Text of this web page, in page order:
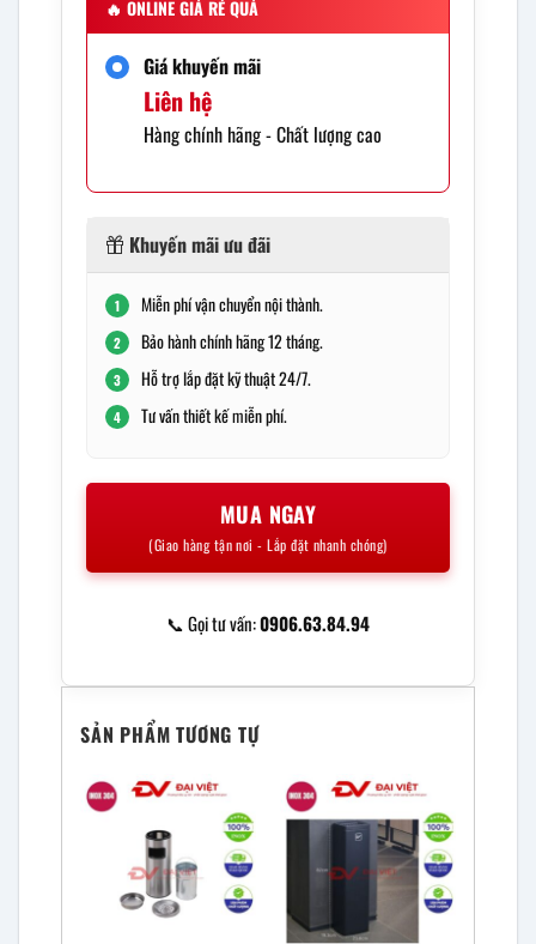
🔥 ONLINE GIÁ RẺ QUÁ
Giá khuyến mãi
Liên hệ
Hàng chính hãng - Chất lượng cao
Khuyến mãi ưu đãi
1 Miễn phí vận chuyển nội thành.
2 Bảo hành chính hãng 12 tháng.
3 Hỗ trợ lắp đặt kỹ thuật 24/7.
4 Tư vấn thiết kế miễn phí.
MUA NGAY
(Giao hàng tận nơi - Lắp đặt nhanh chóng)
📞 Gọi tư vấn:0906.63.84.94
SẢN PHẨM TƯƠNG TỰ